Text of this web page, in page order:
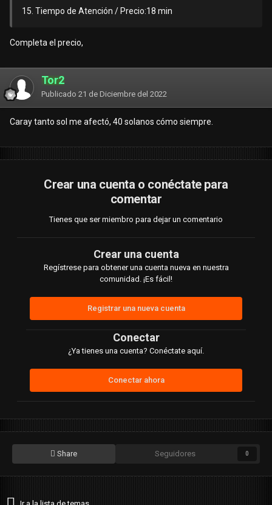
15. Tiempo de Atención / Precio:18 min
Completa el precio,
Tor2
Publicado 21 de Diciembre del 2022
Caray tanto sol me afectó, 40 solanos cómo siempre.
Crear una cuenta o conéctate para
comentar
Tienes que ser miembro para dejar un comentario
Crear una cuenta
Regístrese para obtener una cuenta nueva en nuestra
comunidad. ¡Es fácil!
Registrar una nueva cuenta
Conectar
¿Ya tienes una cuenta? Conéctate aquí.
Conectar ahora
Share Seguidores 0